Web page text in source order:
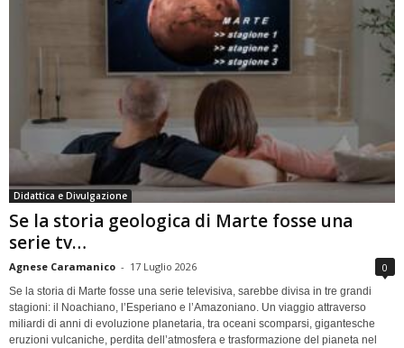
Didattica e Divulgazione
Se la storia geologica di Marte fosse una
serie tv…
Agnese Caramanico - 17 Luglio 2026 0
Se la storia di Marte fosse una serie televisiva, sarebbe divisa in tre grandi
stagioni: il Noachiano, l’Esperiano e l’Amazoniano. Un viaggio attraverso
miliardi di anni di evoluzione planetaria, tra oceani scomparsi, gigantesche
eruzioni vulcaniche, perdita dell’atmosfera e trasformazione del pianeta nel